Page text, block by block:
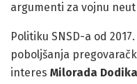
argumenti za vojnu
Politiku SNSD-a od
poboljšanja
interes Milorada Dodika